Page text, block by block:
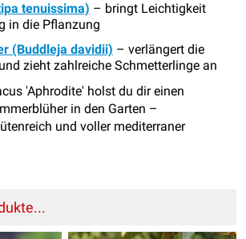
tenuissima) – bringt Leichtigkeit
in die Pflanzung
(Buddleja davidii) – verlängert die
zieht zahlreiche Schmetterlinge an
'Aphrodite' holst du dir einen
in den Garten –
und voller mediterraner